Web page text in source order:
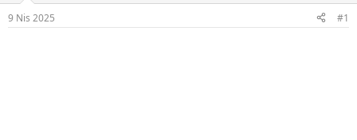
B
a
ı
9 Nis 2025 #1